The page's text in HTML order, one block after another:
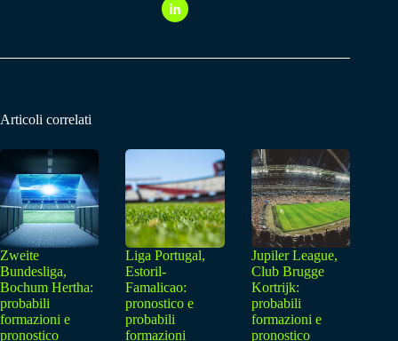
Articoli correlati
Zweite
Bundesliga,
Bochum Hertha:
probabili
formazioni e
pronostico
Liga Portugal,
Estoril-
Famalicao:
pronostico e
probabili
formazioni
Jupiler League,
Club Brugge
Kortrijk:
probabili
formazioni e
pronostico